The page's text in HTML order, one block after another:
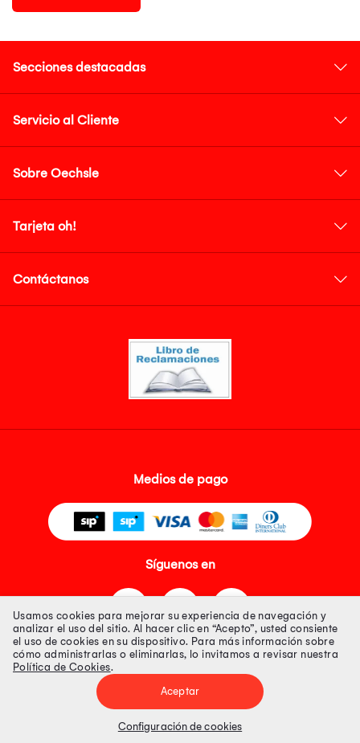
Secciones destacadas
Servicio al Cliente
Sobre Oechsle
Tarjeta oh!
Contáctanos
Medios de pago
Síguenos en
Tienda 100% Segura
Tiendas Peruanas S.A. R.U.C. Nº 20493020618. Todos los derechos
Precios disponibles solo en www.oechsle.pe. Precios online publicados
Usamos cookies para mejorar su experiencia de navegación y
analizar el uso del sitio. Al hacer clic en “Acepto”, usted consiente
el uso de cookies en su dispositivo. Para más información sobre
cómo administrarlas o eliminarlas, lo invitamos a revisar nuestra
Política de Cookies.
Aceptar
Configuración de cookies